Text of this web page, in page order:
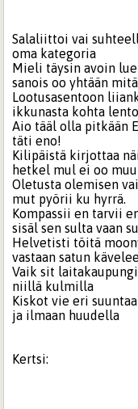
Salaliittoi vai
oma kategoria
Mieli täysin avoin
sanois oo yhtään
Lootusasentoon
ikkunasta kohta
Aio tääl olla pitkään
täti eno!
Kilipäistä kirjottaa
hetkel mul ei oo
Oletusta olemisen
mut pyörii ku hyrrä.
Kompassii en tarvii
sisäl sen sulta vaan
Helvetisti töitä
vastaan satun
Vaik sit
niillä kulmilla
Kiskot vie eri
ja ilmaan huudella
Kertsi: